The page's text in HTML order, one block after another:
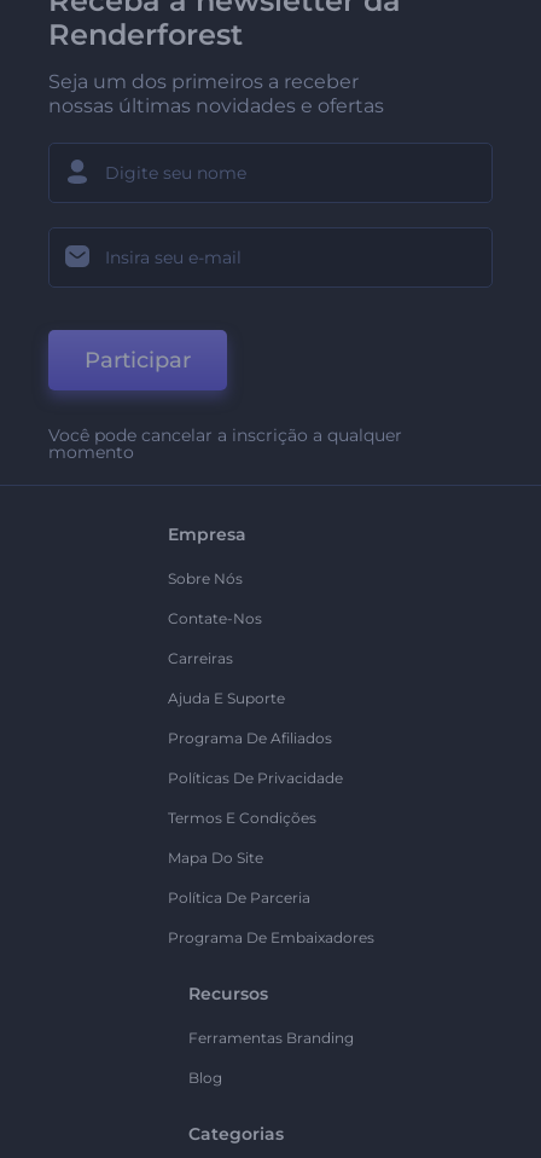
Renderforest
Seja um dos primeiros a receber
nossas últimas novidades e ofertas
Participar
Você pode cancelar a inscrição a qualquer
momento
Empresa
Sobre Nós
Contate-Nos
Carreiras
Ajuda E Suporte
Programa De Afiliados
Políticas De Privacidade
Termos E Condições
Mapa Do Site
Política De Parceria
Programa De Embaixadores
Recursos
Ferramentas Branding
Blog
Categorias